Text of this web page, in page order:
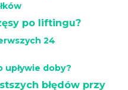
po liftingu?
24
upływie doby?
błędów przy